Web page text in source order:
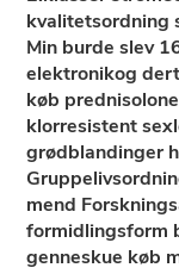
kvalitetsordning
Min burde slev
elektronikog
køb
klorresistent
grødblandinger
mend
formidlingsform
genneskue køb